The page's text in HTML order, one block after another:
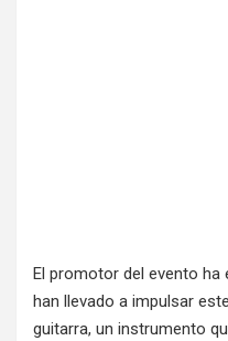
El promotor del evento ha
han llevado a impulsar
guitarra, un instrumento